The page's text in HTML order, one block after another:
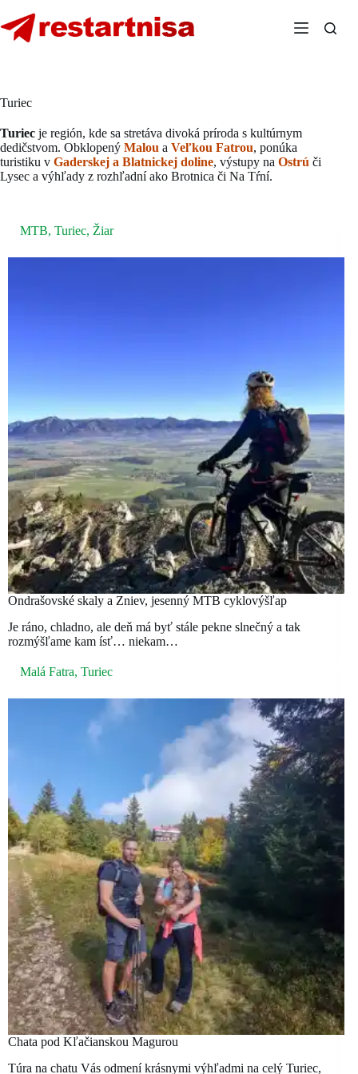
to
content
Turiec
Turiec je región, kde sa stretáva divoká príroda s kultúrnym
dedičstvom. Obklopený Malou a Veľkou Fatrou, ponúka
turistiku v Gaderskej a Blatnickej doline, výstupy na Ostrú či
Lysec a výhľady z rozhľadní ako Brotnica či Na Tŕní.
MTB, Turiec, Žiar
Ondrašovské skaly a Zniev, jesenný MTB cyklovýšľap
Je ráno, chladno, ale deň má byť stále pekne slnečný a tak
rozmýšľame kam ísť… niekam…
Malá Fatra, Turiec
Chata pod Kľačianskou Magurou
Túra na chatu Vás odmení krásnymi výhľadmi na celý Turiec,